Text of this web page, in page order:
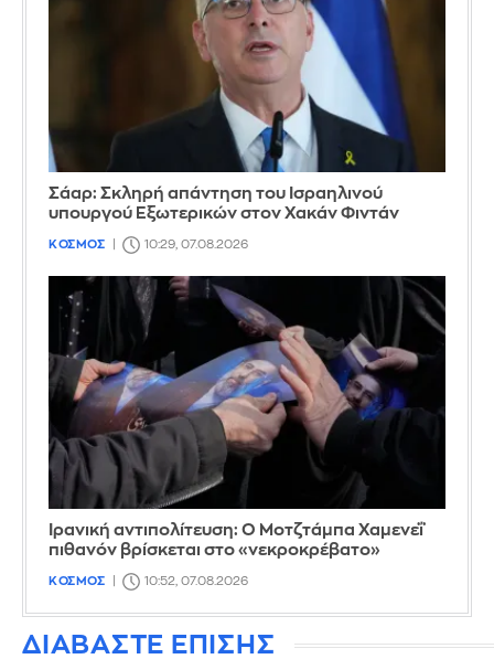
Σάαρ: Σκληρή απάντηση του Ισραηλινού
υπουργού Εξωτερικών στον Χακάν Φιντάν
ΚΟΣΜΟΣ 10:29, 07.08.2026
Ιρανική αντιπολίτευση: Ο Μοτζτάμπα Χαμενεΐ
πιθανόν βρίσκεται στο «νεκροκρέβατο»
ΚΟΣΜΟΣ 10:52, 07.08.2026
ΔΙΑΒΑΣΤΕ ΕΠΙΣΗΣ